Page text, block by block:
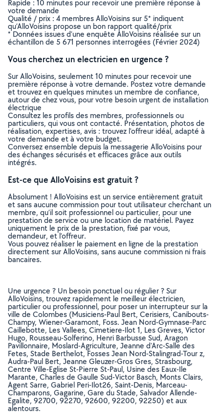
Rapide : 10 minutes pour recevoir une première réponse à
votre demande
Qualité / prix : 4 membres AlloVoisins sur 5* indiquent
qu’AlloVoisins propose un bon rapport qualité/prix
* Données issues d’une enquête AlloVoisins réalisée sur un
échantillon de 5 671 personnes interrogées (Février 2024)
Vous cherchez un electricien en urgence ?
Sur AlloVoisins, seulement 10 minutes pour recevoir une
première réponse à votre demande. Postez votre demande
et trouvez en quelques minutes un membre de confiance,
autour de chez vous, pour votre besoin urgent de installation
électrique
Consultez les profils des membres, professionnels ou
particuliers, qui vous ont contacté. Présentation, photos de
réalisation, expertises, avis : trouvez l'offreur idéal, adapté à
votre demande et à votre budget.
Conversez ensemble depuis la messagerie AlloVoisins pour
des échanges sécurisés et efficaces grâce aux outils
intégrés.
Est-ce que AlloVoisins est gratuit ?
Absolument ! AlloVoisins est un service entièrement gratuit
et sans aucune commission pour tout utilisateur cherchant un
membre, qu’il soit professionnel ou particulier, pour une
prestation de service ou une location de matériel. Payez
uniquement le prix de la prestation, fixé par vous,
demandeur, et l’offreur.
Vous pouvez réaliser le paiement en ligne de la prestation
directement sur AlloVoisins, sans aucune commission ni frais
bancaires.
Une urgence ? Un besoin ponctuel ou régulier ? Sur
AlloVoisins, trouvez rapidement le meilleur électricien,
particulier ou professionnel, pour poser un interrupteur sur la
ville de Colombes (Musiciens-Paul Bert, Cerisiers, Canibouts-
Champy, Wiener-Garamont, Foss. Jean Nord-Gymnase-Parc
Caillebotte, Les Vallees, Cimetiere-Ilot 1, Les Greves, Victor
Hugo, Rousseau-Solferino, Henri Barbusse Sud, Aragon
Pavillonnaire, Moslard-Agriculture, Jeanne d'Arc-Salle des
Fetes, Stade Berthelot, Fosses Jean Nord-Stalingrad-Tour z,
Audra-Paul Bert, Jeanne Gleuzer-Gros Gres, Strasbourg,
Centre Ville-Eglise St-Pierre St-Paul, Usine des Eaux-Ile
Marante, Charles de Gaulle Sud-Victor Basch, Monts Clairs,
Agent Sarre, Gabriel Peri-Ilot26, Saint-Denis, Marceau-
Champarons, Gagarine, Gare du Stade, Salvador Allende-
Egalite, 92700, 92270, 92600, 92200, 92250) et aux
alentours.